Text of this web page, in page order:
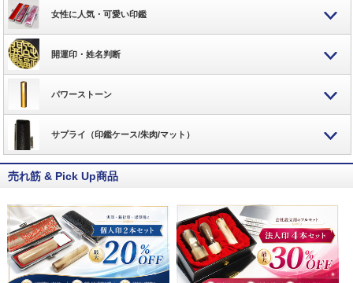
女性に人気・可愛い印鑑
開運印・姓名判断
パワーストーン
サプライ（印鑑ケース/朱肉/マット）
売れ筋 & Pick Up商品